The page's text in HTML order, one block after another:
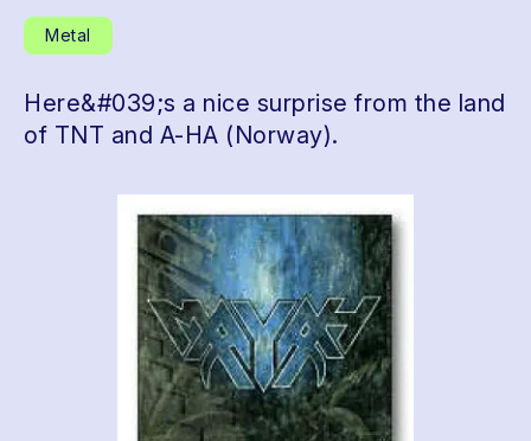
Metal
Here&#039;s a nice surprise from the land
of TNT and A-HA (Norway).